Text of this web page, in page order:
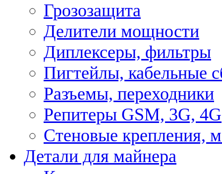
Грозозащита
Делители мощности
Диплексеры, фильтры
Пигтейлы, кабельные
Разъемы, переходники
Репитеры GSM, 3G, 4G
Стеновые крепления,
Детали для майнера